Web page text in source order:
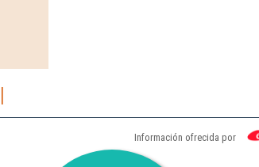
Información ofrecida por